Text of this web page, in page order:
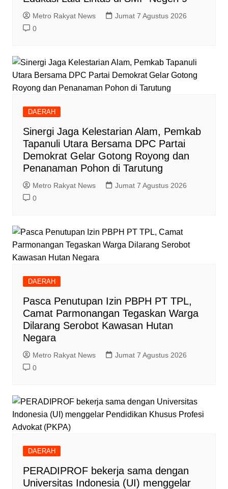
Metro Rakyat News
Jumat 7 Agustus 2026
0
DAERAH
‎Sinergi Jaga Kelestarian Alam, Pemkab
Tapanuli Utara Bersama DPC Partai
Demokrat Gelar Gotong Royong dan
Penanaman Pohon di Tarutung
Metro Rakyat News
Jumat 7 Agustus 2026
0
DAERAH
Pasca Penutupan Izin PBPH PT TPL,
Camat Parmonangan Tegaskan Warga
Dilarang Serobot Kawasan Hutan
Negara
Metro Rakyat News
Jumat 7 Agustus 2026
0
DAERAH
PERADIPROF bekerja sama dengan
Universitas Indonesia (UI) menggelar